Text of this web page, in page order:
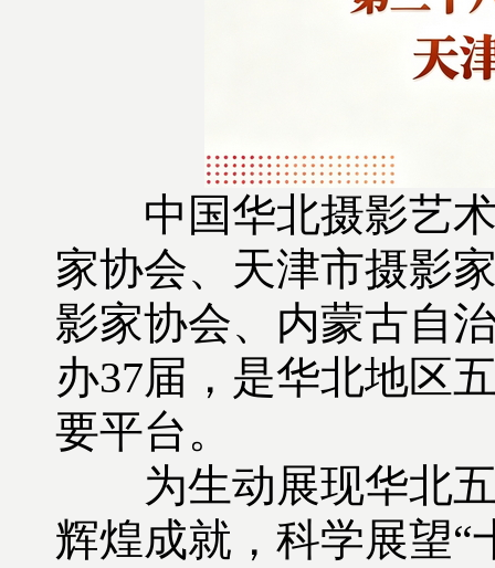
中国华北摄影艺术
家协会、天津市摄影
影家协会、内蒙古自
办37届，是华北地区
要平台。
为生动展现华北五
辉煌成就，科学展望“